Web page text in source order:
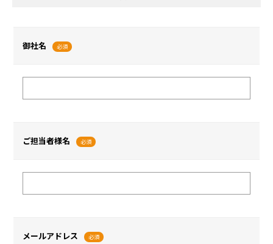
御社名 必須
ご担当者様名 必須
メールアドレス 必須